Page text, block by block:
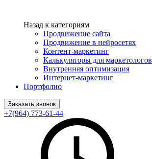
Назад к категориям
Продвижение сайта
Продвижение в нейросетях
Контент-маркетинг
Калькуляторы для маркетологов
Внутренняя оптимизация
Интернет-маркетинг
Портфолио
Заказать звонок
+7(964) 773-61-44